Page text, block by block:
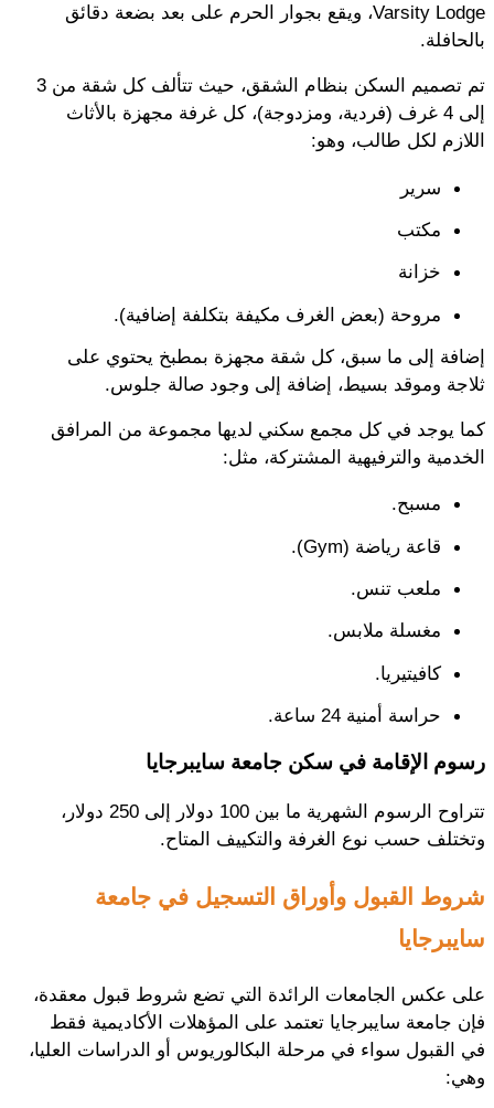
Varsity Lodge، ويقع بجوار الحرم على بعد بضعة دقائق
بالحافلة.
تم تصميم السكن بنظام الشقق، حيث تتألف كل شقة من 3
إلى 4 غرف (فردية، ومزدوجة)، كل غرفة مجهزة بالأثاث
اللازم لكل طالب، وهو:
سرير
مكتب
خزانة
مروحة (بعض الغرف مكيفة بتكلفة إضافية).
إضافة إلى ما سبق، كل شقة مجهزة بمطبخ يحتوي على
ثلاجة وموقد بسيط، إضافة إلى وجود صالة جلوس.
كما يوجد في كل مجمع سكني لديها مجموعة من المرافق
الخدمية والترفيهية المشتركة، مثل:
مسبح.
قاعة رياضة (Gym).
ملعب تنس.
مغسلة ملابس.
كافيتيريا.
حراسة أمنية 24 ساعة.
رسوم الإقامة في سكن جامعة سايبرجايا
تتراوح الرسوم الشهرية ما بين 100 دولار إلى 250 دولار،
وتختلف حسب نوع الغرفة والتكييف المتاح.
شروط القبول وأوراق التسجيل في جامعة
سايبرجايا
على عكس الجامعات الرائدة التي تضع شروط قبول معقدة،
فإن جامعة سايبرجايا تعتمد على المؤهلات الأكاديمية فقط
في القبول سواء في مرحلة البكالوريوس أو الدراسات العليا،
وهي: